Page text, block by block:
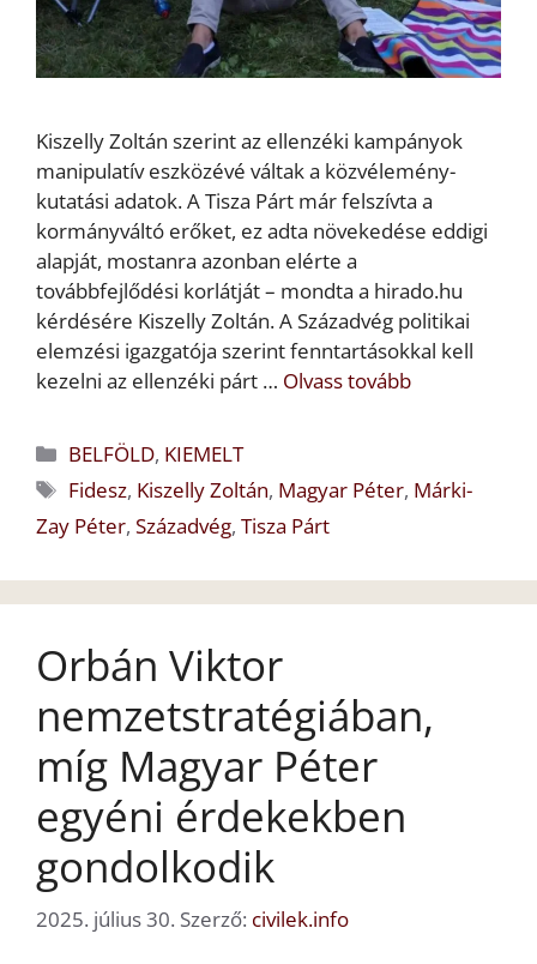
Kiszelly Zoltán szerint az ellenzéki kampányok
manipulatív eszközévé váltak a közvélemény-
kutatási adatok. A Tisza Párt már felszívta a
kormányváltó erőket, ez adta növekedése eddigi
alapját, mostanra azonban elérte a
továbbfejlődési korlátját – mondta a hirado.hu
kérdésére Kiszelly Zoltán. A Századvég politikai
elemzési igazgatója szerint fenntartásokkal kell
kezelni az ellenzéki párt … Olvass tovább
Kategória
BELFÖLD, KIEMELT
Címkék
Fidesz, Kiszelly Zoltán, Magyar Péter, Márki-
Zay Péter, Századvég, Tisza Párt
Orbán Viktor
nemzetstratégiában,
míg Magyar Péter
egyéni érdekekben
gondolkodik
2025. július 30. Szerző: civilek.info